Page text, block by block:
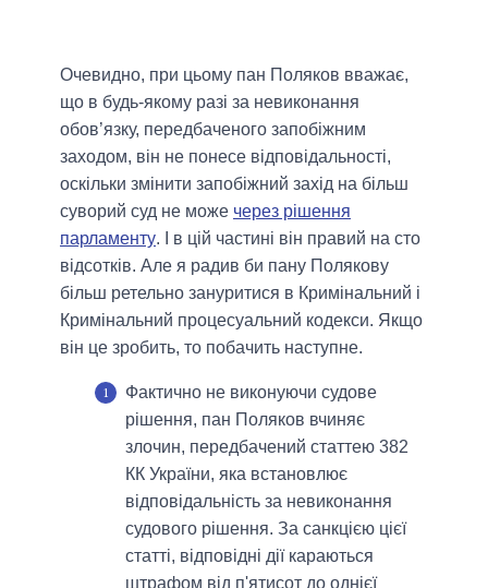
Очевидно, при цьому пан Поляков вважає,
що в будь-якому разі за невиконання
обов’язку, передбаченого запобіжним
заходом, він не понесе відповідальності,
оскільки змінити запобіжний захід на більш
суворий суд не може через рішення
парламенту. І в цій частині він правий на сто
відсотків. Але я радив би пану Полякову
більш ретельно зануритися в Кримінальний і
Кримінальний процесуальний кодекси. Якщо
він це зробить, то побачить наступне.
Фактично не виконуючи судове
рішення, пан Поляков вчиняє
злочин, передбачений статтею 382
КК України, яка встановлює
відповідальність за невиконання
судового рішення. За санкцією цієї
статті, відповідні дії караються
штрафом від п'ятисот до однієї